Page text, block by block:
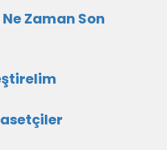
Zaman Son